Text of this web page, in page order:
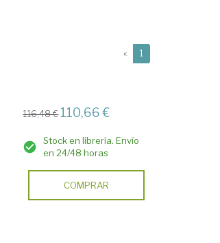
« 1
116,48 € 110,66 €
Stock en librería. Envío
en 24/48 horas
COMPRAR